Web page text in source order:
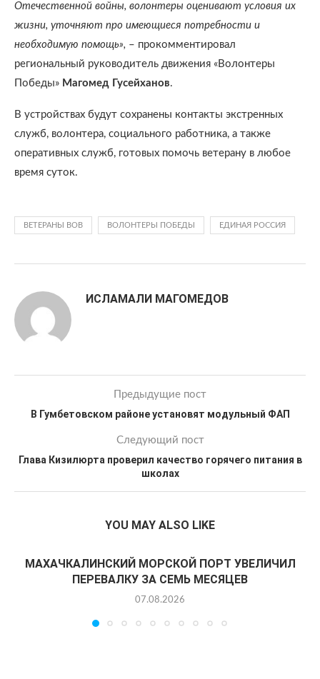
Отечественной войны, волонтеры оценивают условия их
жизни, уточняют про имеющиеся потребности и
необходимую помощь», – прокомментировал
региональный руководитель движения «Волонтеры
Победы» Магомед Гусейханов.
В устройствах будут сохранены контакты экстренных
служб, волонтера, социального работника, а также
оперативных служб, готовых помочь ветерану в любое
время суток.
ВЕТЕРАНЫ ВОВ ВОЛОНТЕРЫ ПОБЕДЫ ЕДИНАЯ РОССИЯ
ИСЛАМАЛИ МАГОМЕДОВ
Предыдущие пост
В Гумбетовском районе установят модульный ФАП
Следующий пост
Глава Кизилюрта проверил качество горячего питания в
школах
YOU MAY ALSO LIKE
МАХАЧКАЛИНСКИЙ МОРСКОЙ ПОРТ УВЕЛИЧИЛ
ПЕРЕВАЛКУ ЗА СЕМЬ МЕСЯЦЕВ
07.08.2026